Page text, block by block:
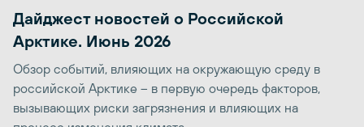
Дайджест новостей о Российской
Арктике. Июнь 2026
Обзор событий, влияющих на окружающую среду в
российской Арктике – в первую очередь факторов,
вызывающих риски загрязнения и влияющих на